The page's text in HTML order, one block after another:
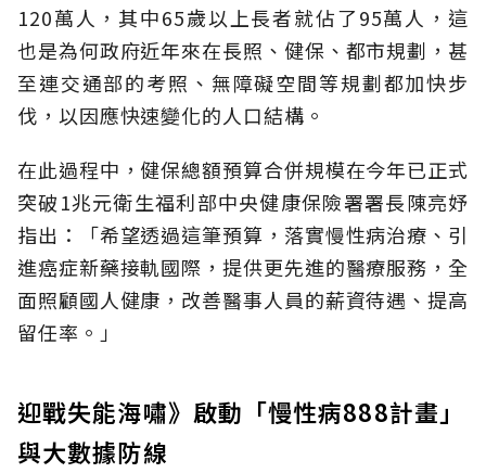
120萬人，其中65歲以上長者就佔了95萬人，這
也是為何政府近年來在長照、健保、都市規劃，甚
至連交通部的考照、無障礙空間等規劃都加快步
伐，以因應快速變化的人口結構。
在此過程中，健保總額預算合併規模在今年已正式
突破1兆元衛生福利部中央健康保險署署長陳亮妤
指出：「希望透過這筆預算，落實慢性病治療、引
進癌症新藥接軌國際，提供更先進的醫療服務，全
面照顧國人健康，改善醫事人員的薪資待遇、提高
留任率。」
迎戰失能海嘯》啟動「慢性病888計畫」
與大數據防線